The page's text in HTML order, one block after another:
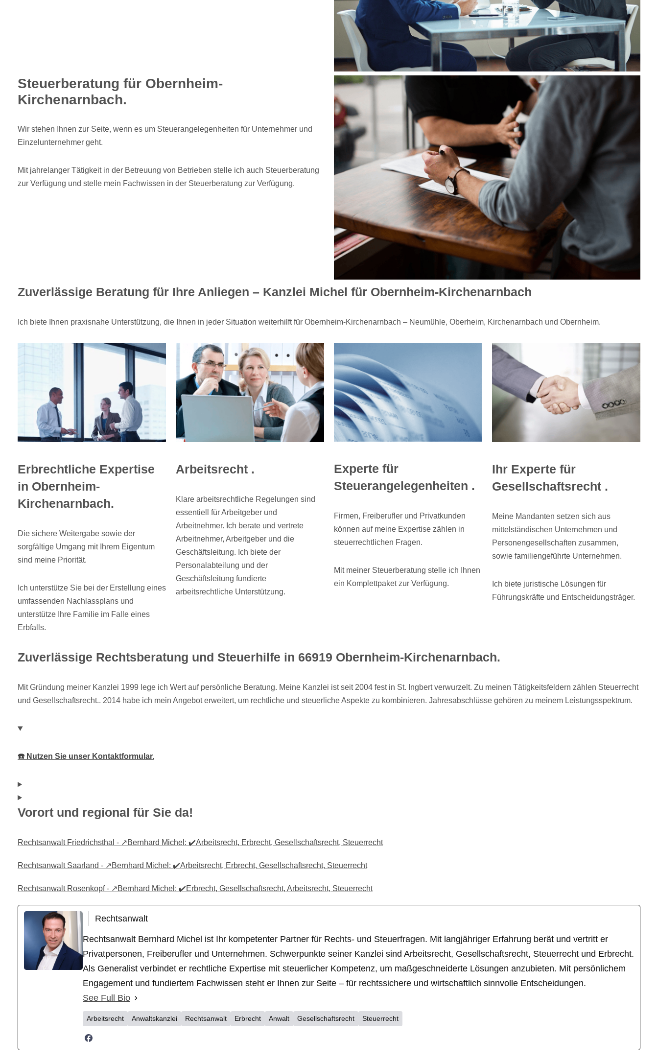
Steuerberatung für Obernheim-
Kirchenarnbach.
Wir stehen Ihnen zur Seite, wenn es um Steuerangelegenheiten für Unternehmer und
Einzelunternehmer geht.
Mit jahrelanger Tätigkeit in der Betreuung von Betrieben stelle ich auch Steuerberatung
zur Verfügung und stelle mein Fachwissen in der Steuerberatung zur Verfügung.
Zuverlässige Beratung für Ihre Anliegen – Kanzlei Michel für Obernheim-Kirchenarnbach
Ich biete Ihnen praxisnahe Unterstützung, die Ihnen in jeder Situation weiterhilft für Obernheim-Kirchenarnbach – Neumühle, Oberheim, Kirchenarnbach und Obernheim.
Erbrechtliche Expertise
in Obernheim-
Kirchenarnbach.
Die sichere Weitergabe sowie der
sorgfältige Umgang mit Ihrem Eigentum
sind meine Priorität.
Ich unterstütze Sie bei der Erstellung eines
umfassenden Nachlassplans und
unterstütze Ihre Familie im Falle eines
Erbfalls.
Arbeitsrecht .
Klare arbeitsrechtliche Regelungen sind
essentiell für Arbeitgeber und
Arbeitnehmer. Ich berate und vertrete
Arbeitnehmer, Arbeitgeber und die
Geschäftsleitung. Ich biete der
Personalabteilung und der
Geschäftsleitung fundierte
arbeitsrechtliche Unterstützung.
Experte für
Steuerangelegenheiten .
Firmen, Freiberufler und Privatkunden
können auf meine Expertise zählen in
steuerrechtlichen Fragen.
Mit meiner Steuerberatung stelle ich Ihnen
ein Komplettpaket zur Verfügung.
Ihr Experte für
Gesellschaftsrecht .
Meine Mandanten setzen sich aus
mittelständischen Unternehmen und
Personengesellschaften zusammen,
sowie familiengeführte Unternehmen.
Ich biete juristische Lösungen für
Führungskräfte und Entscheidungsträger.
Zuverlässige Rechtsberatung und Steuerhilfe in 66919 Obernheim-Kirchenarnbach.
Mit Gründung meiner Kanzlei 1999 lege ich Wert auf persönliche Beratung. Meine Kanzlei ist seit 2004 fest in St. Ingbert verwurzelt. Zu meinen Tätigkeitsfeldern zählen Steuerrecht
und Gesellschaftsrecht.. 2014 habe ich mein Angebot erweitert, um rechtliche und steuerliche Aspekte zu kombinieren. Jahresabschlüsse gehören zu meinem Leistungsspektrum.
☎️ Nutzen Sie unser Kontaktformular.
Vorort und regional für Sie da!
Rechtsanwalt Friedrichsthal - ↗️Bernhard Michel: ✔️Arbeitsrecht, Erbrecht, Gesellschaftsrecht, Steuerrecht
Rechtsanwalt Saarland - ↗️Bernhard Michel: ✔️Arbeitsrecht, Erbrecht, Gesellschaftsrecht, Steuerrecht
Rechtsanwalt Rosenkopf - ↗️Bernhard Michel: ✔️Erbrecht, Gesellschaftsrecht, Arbeitsrecht, Steuerrecht
Rechtsanwalt
Rechtsanwalt Bernhard Michel ist Ihr kompetenter Partner für Rechts- und Steuerfragen. Mit langjähriger Erfahrung berät und vertritt er
Privatpersonen, Freiberufler und Unternehmen. Schwerpunkte seiner Kanzlei sind Arbeitsrecht, Gesellschaftsrecht, Steuerrecht und Erbrecht.
Als Generalist verbindet er rechtliche Expertise mit steuerlicher Kompetenz, um maßgeschneiderte Lösungen anzubieten. Mit persönlichem
Engagement und fundiertem Fachwissen steht er Ihnen zur Seite – für rechtssichere und wirtschaftlich sinnvolle Entscheidungen.
See Full Bio
Arbeitsrecht Anwaltskanzlei Rechtsanwalt Erbrecht Anwalt Gesellschaftsrecht Steuerrecht